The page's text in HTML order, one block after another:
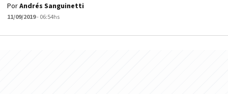
PorAndrés Sanguinetti
11/09/2019- 06:54hs